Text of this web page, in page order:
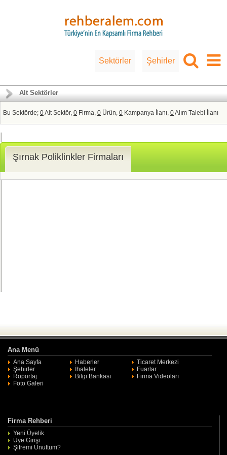
Sektörler Şehirler
Alt Sektörler
Bu Sektörde; 0Alt Sektör, 0 Firma, 0 Ürün, 0 Kampanya İlanı, 0Alım Talebi İlanı
Şırnak Poliklinkler Firmaları
Ana Menü
Ana Sayfa Haberler
Ticaret Merkezi
Şehirler
İhaleler
Fuarlar
Röportaj
Bilgi Bankası
Firma Videoları
Foto Galeri
Firma Rehberi
Yeni Üyelik
Üye Girişi
Şifremi Unuttum?